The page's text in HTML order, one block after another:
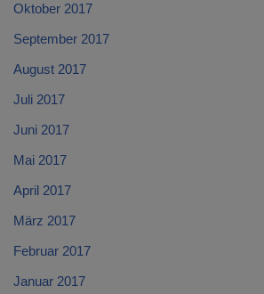
Oktober 2017
September 2017
August 2017
Juli 2017
Juni 2017
Mai 2017
April 2017
März 2017
Februar 2017
Januar 2017